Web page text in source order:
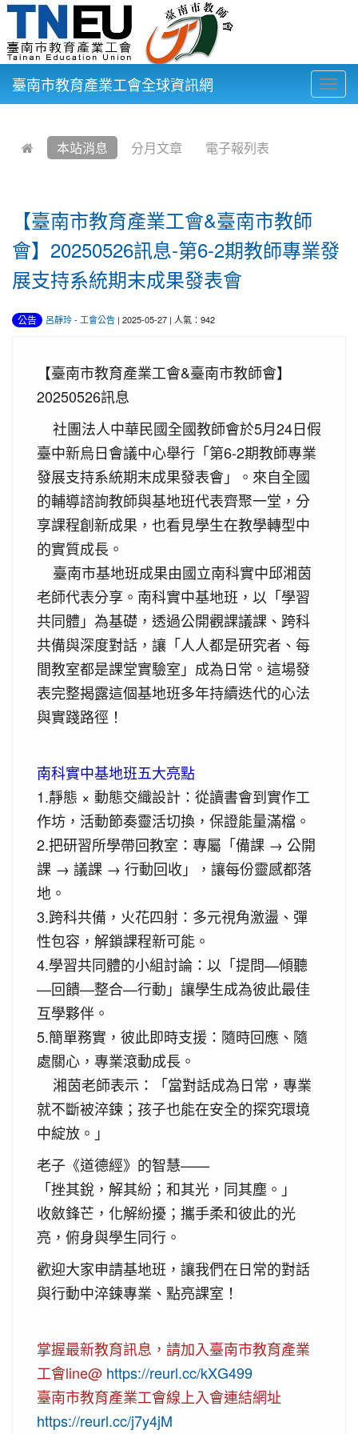
臺南市教育產業工會全球資訊網
本站消息 分月文章 電子報列表
【臺南市教育產業工會&臺南市教師
會】20250526訊息-第6-2期教師專業發
展支持系統期末成果發表會
公告 呂靜玲- 工會公告 | 2025-05-27 | 人氣：942
【臺南市教育產業工會&臺南市教師會】
20250526訊息
社團法人中華民國全國教師會於5月24日假
臺中新烏日會議中心舉行「第6-2期教師專業
發展支持系統期末成果發表會」。來自全國
的輔導諮詢教師與基地班代表齊聚一堂，分
享課程創新成果，也看見學生在教學轉型中
的實質成長。
臺南市基地班成果由國立南科實中邱湘茵
老師代表分享。南科實中基地班，以「學習
共同體」為基礎，透過公開觀課議課、跨科
共備與深度對話，讓「人人都是研究者、每
間教室都是課堂實驗室」成為日常。這場發
表完整揭露這個基地班多年持續迭代的心法
與實踐路徑！
南科實中基地班五大亮點
1.靜態 × 動態交織設計：從讀書會到實作工
作坊，活動節奏靈活切換，保證能量滿檔。
2.把研習所學帶回教室：專屬「備課 → 公開
課 → 議課 → 行動回收」，讓每份靈感都落
地。
3.跨科共備，火花四射：多元視角激盪、彈
性包容，解鎖課程新可能。
4.學習共同體的小組討論：以「提問—傾聽
—回饋—整合—行動」讓學生成為彼此最佳
互學夥伴。
5.簡單務實，彼此即時支援：隨時回應、隨
處關心，專業滾動成長。
湘茵老師表示：「當對話成為日常，專業
就不斷被淬鍊；孩子也能在安全的探究環境
中綻放。」
老子《道德經》的智慧——
「挫其銳，解其紛；和其光，同其塵。」
收斂鋒芒，化解紛擾；攜手柔和彼此的光
亮，俯身與學生同行。
歡迎大家申請基地班，讓我們在日常的對話
與行動中淬鍊專業、點亮課室！
掌握最新教育訊息，請加入臺南市教育產業
工會line@ https://reurl.cc/kXG499
臺南市教育產業工會線上入會連結網址
https://reurl.cc/j7y4jM